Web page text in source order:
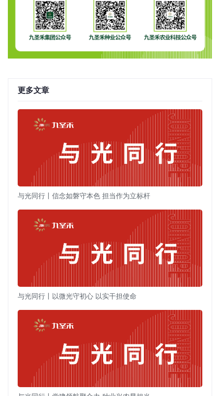
更多文章
与光同行丨信念如磐守本色 担当作为立标杆
与光同行丨以微光守初心 以实干担使命